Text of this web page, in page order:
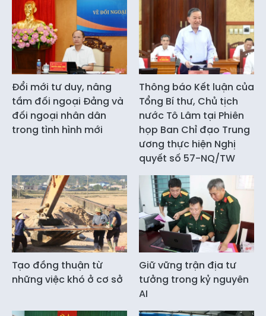
Đổi mới tư duy, nâng
tầm đối ngoại Đảng và
đối ngoại nhân dân
trong tình hình mới
Thông báo Kết luận của
Tổng Bí thư, Chủ tịch
nước Tô Lâm tại Phiên
họp Ban Chỉ đạo Trung
ương thực hiện Nghị
quyết số 57-NQ/TW
Tạo đồng thuận từ
những việc khó ở cơ sở
Giữ vững trận địa tư
tưởng trong kỷ nguyên
AI